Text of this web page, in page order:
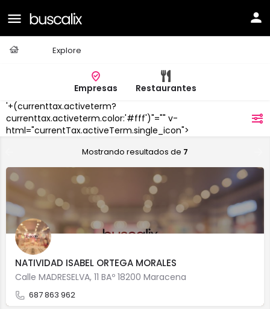
Explore
Empresas
Restaurantes
'+(currenttax.activeterm?
currenttax.activeterm.color:'#fff')"="" v-
html="currentTax.activeTerm.single_icon">
Maracena
Mostrando resultados de 7
NATIVIDAD ISABEL ORTEGA MORALES
Calle MADRESELVA, 11 BAº 18200 Maracena
687 863 962